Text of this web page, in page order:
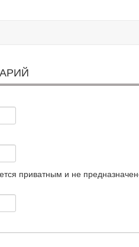
приватным и не